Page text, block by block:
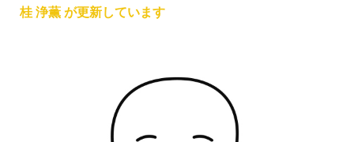
桂 浄薫 が更新しています